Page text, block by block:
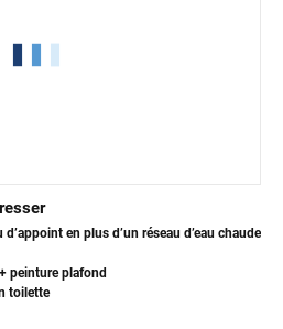
en plus d’un réseau d’eau chaude
peinture plafond
toilette